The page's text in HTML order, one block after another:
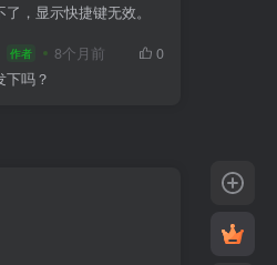
，显示快捷键无效。
作者 8个月前
0
下吗？